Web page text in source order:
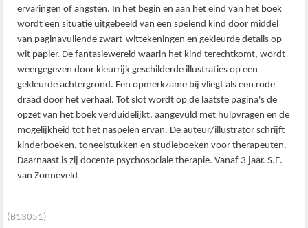
(B13051)
ervaringen of angsten. In het begin en aan het eind van het boek
wordt een situatie uitgebeeld van een spelend kind door middel
van paginavullende zwart-wittekeningen en gekleurde details op
wit papier. De fantasiewereld waarin het kind terechtkomt, wordt
weergegeven door kleurrijk geschilderde illustraties op een
gekleurde achtergrond. Een opmerkzame bij vliegt als een rode
draad door het verhaal. Tot slot wordt op de laatste pagina's de
opzet van het boek verduidelijkt, aangevuld met hulpvragen en de
mogelijkheid tot het naspelen ervan. De auteur/illustrator schrijft
kinderboeken, toneelstukken en studieboeken voor therapeuten.
Daarnaast is zij docente psychosociale therapie. Vanaf 3 jaar. S.E.
van Zonneveld